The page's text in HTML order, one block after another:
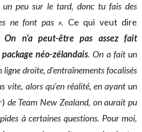
un peu sur le tard, donc tu fais des
ne font pas ». Ce qui veut dire
On n’a peut-être pas assez fait
néo-zélandais. On a fait un
ligne droite, d’entraînements focalisés
vite, alors qu’en réalité, en ayant un
de Team New Zealand, on aurait pu
à certaines questions. Pour moi,